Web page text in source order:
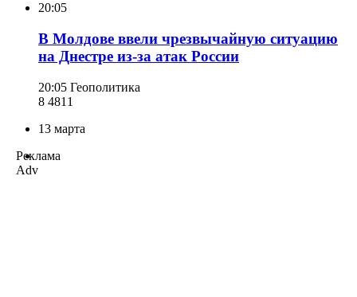
20:05
В Молдове ввели чрезвычайную ситуацию
на Днестре из-за атак России
20:05 Геополитика
8 481 1
13 марта
Реклама
Adv